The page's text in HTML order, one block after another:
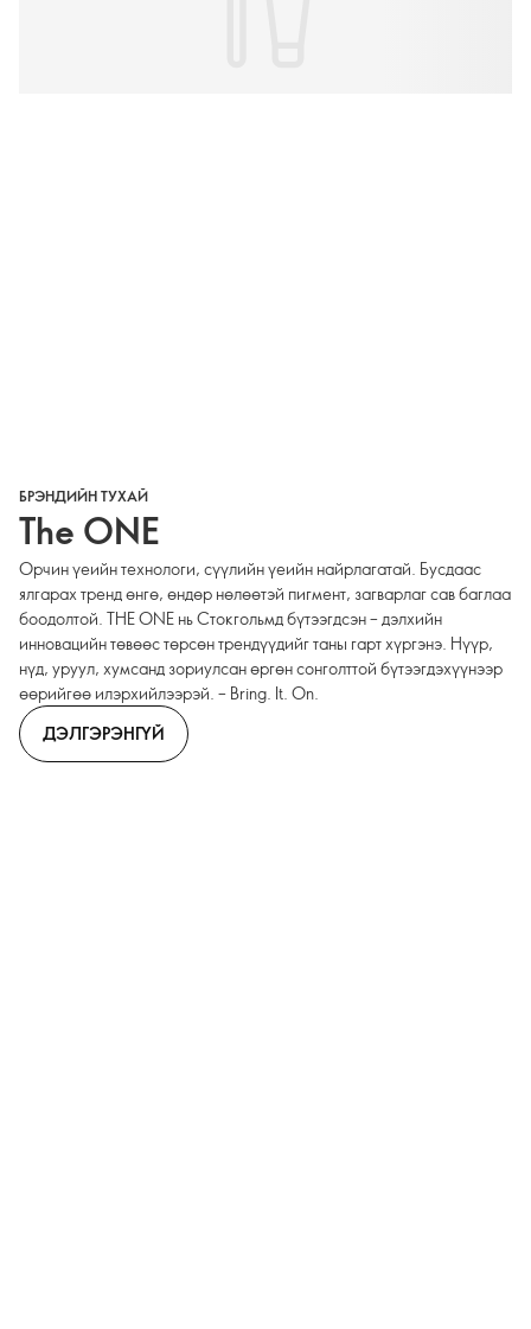
БРЭНДИЙН ТУХАЙ
The ONE
Орчин үеийн технологи, сүүлийн үеийн найрлагатай. Бусдаас
ялгарах тренд өнгө, өндөр нөлөөтэй пигмент, загварлаг сав баглаа
боодолтой. THE ONE нь Стокгольмд бүтээгдсэн – дэлхийн
инновацийн төвөөс төрсөн трендүүдийг таны гарт хүргэнэ. Нүүр,
нүд, уруул, хумсанд зориулсан өргөн сонголттой бүтээгдэхүүнээр
өөрийгөө илэрхийлээрэй. – Bring. It. On.
ДЭЛГЭРЭНГҮЙ